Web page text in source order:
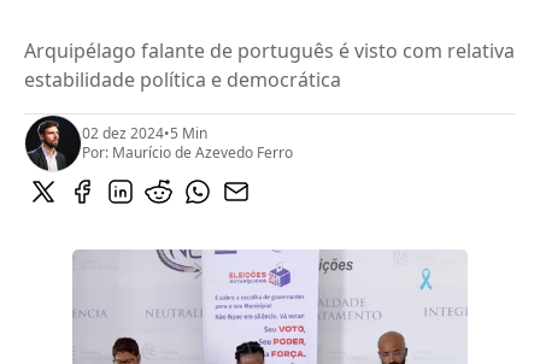
PARTICIPE
Arquipélago falante de português é visto com relativa
estabilidade política e democrática
02 dez 2024•5 Min
Por: Maurício de Azevedo Ferro